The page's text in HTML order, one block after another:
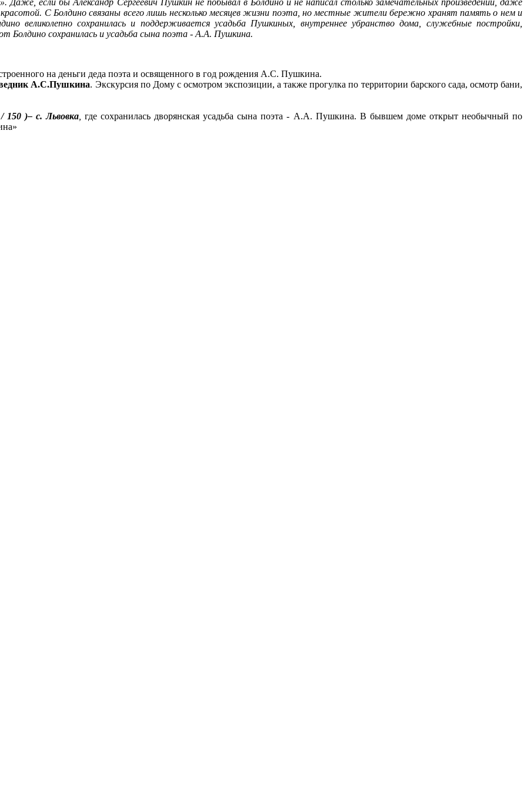
С Болдино связаны всего лишь несколько месяцев жизни поэта, но местные жители бережно хранят память о нем и
великолепно сохранилась и поддерживается усадьба Пушкиных, внутреннее убранство дома, служебные постройки,
Болдино сохранилась и усадьба сына поэта - А.А. Пушкина.
на деньги деда поэта и освященного в год рождения А.С. Пушкина.
А.С.Пушкина. Экскурсия по Дому с осмотром экспозиции, а также прогулка по территории барского сада, осмотр бани,
)– с. Львовка,где сохранилась дворянская усадьба сына поэта - А.А. Пушкина. В бывшем доме открыт необычный по